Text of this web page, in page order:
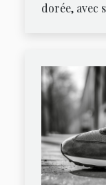
dorée, avec